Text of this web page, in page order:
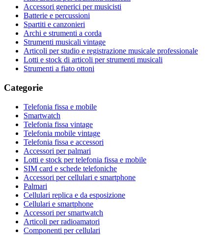
Accessori generici per musicisti
Batterie e percussioni
Spartiti e canzonieri
Archi e strumenti a corda
Strumenti musicali vintage
Articoli per studio e registrazione musicale professionale
Lotti e stock di articoli per strumenti musicali
Strumenti a fiato ottoni
Categorie
Telefonia fissa e mobile
Smartwatch
Telefonia fissa vintage
Telefonia mobile vintage
Telefonia fissa e accessori
Accessori per palmari
Lotti e stock per telefonia fissa e mobile
SIM card e schede telefoniche
Accessori per cellulari e smartphone
Palmari
Cellulari replica e da esposizione
Cellulari e smartphone
Accessori per smartwatch
Articoli per radioamatori
Componenti per cellulari